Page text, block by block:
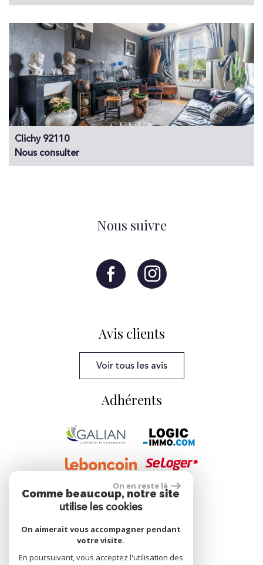
Clichy 92110
Nous consulter
Nous suivre
Avis clients
Voir tous les avis
Adhérents
Se connecter
On en reste là
Comme beaucoup, notre site
utilise les cookies
On aimerait vous accompagner pendant
votre visite.
En poursuivant, vous acceptez l'utilisation des